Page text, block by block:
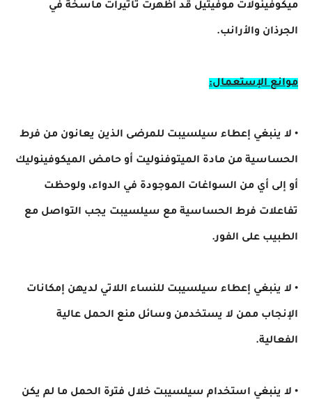
ميكوفينولات موفيتيل قد أظهرت تأثيرات ماسخة في
الجرذان والأرانب.
موانع الإستعمال:
• لا ينبغي إعطاء سيلسيبت للمرضى الذين يعانون من فرط
الحساسية من مادة الميتوفنوليت أو حامض الميكوفينوليك
أو إلى أي من السواغات الموجودة في الدواء، ولوحظت
تفاعلات فرط الحساسية مع سيلسيبت يجب التواصل مع
الطبيب على الفور.
• لا ينبغي إعطاء سيلسيبت للنساء اللاتي لديهن إمكانات
الإنجاب ممن لا يستخدمن وسائل منع الحمل عالية
الفعالية.
• لا ينبغي استخدام سيلسيبت خلال فترة الحمل ما لم يكن